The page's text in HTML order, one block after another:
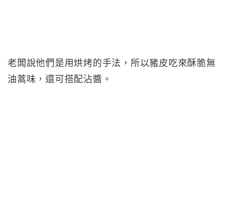
老闆說他們是用烘烤的手法，所以豬皮吃來酥脆無
油蒿味，還可搭配沾醬。